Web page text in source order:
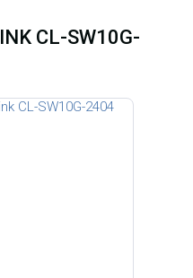
CL-SW10G-